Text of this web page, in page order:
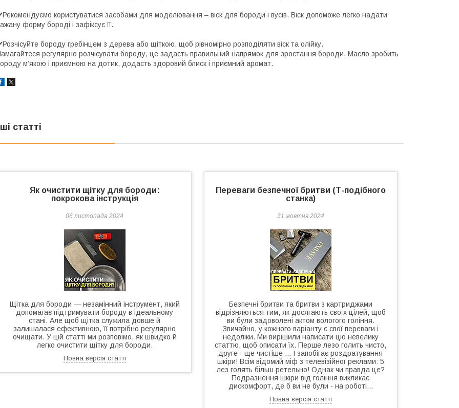
користуватися засобами для моделювання – віск для бороди і вусів. Віск допоможе легко надати
форму бороді і зафіксує її.
бороду гребінцем з дерева або щіткою, щоб рівномірно розподіляти віск та олійку.
регулярно розчісувати бороду, це задасть правильний напрямок для зростання бороди. Масло зробить
м’якою і приємною на дотик, додасть здоровий блиск і приємний аромат.
статті
Як очистити щітку для бороди:
покрокова інструкція
06 листопада 2024
Щітка для бороди — незамінний інструмент, який
допомагає підтримувати бороду в ідеальному
стані. Але щоб щітка служила довше й
залишалася ефективною, її потрібно регулярно
очищати. У цій статті ми розповімо, як швидко й
легко очистити щітку для бороди.
Повна версія статті
Переваги безпечної бритви (Т-подібного
станка)
31 жовтня 2024
Безпечні бритви та бритви з картриджами
відрізняються тим, як досягають своїх цілей, щоб
ви були задоволені актом вологого гоління.
Звичайно, у кожного варіанту є свої переваги і
недоліки. Ми вирішили написати цю невелику
статтю, щоб описати їх. Перше лезо голить чисто,
друге - ще чистіше ... І запобігає роздратування
шкіри! Всім відомий міф з телевізійної реклами: 5
лез голять більш ретельно! Однак чи правда це?
Подразнення шкіри від гоління викликає
дискомфорт, де б ви не були - на роботі...
Повна версія статті